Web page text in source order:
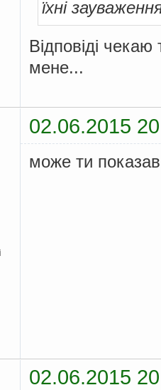
їхні
Відповіді
мене...
02.06.2015
може ти
02.06.2015